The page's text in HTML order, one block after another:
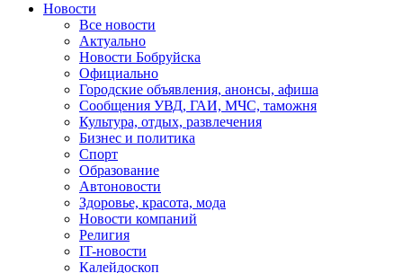
Новости
Все новости
Актуально
Новости Бобруйска
Официально
Городские объявления, анонсы, афиша
Сообщения УВД, ГАИ, МЧС, таможня
Культура, отдых, развлечения
Бизнес и политика
Спорт
Образование
Автоновости
Здоровье, красота, мода
Новости компаний
Религия
IT-новости
Калейдоскоп